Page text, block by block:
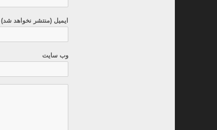
ایمیل (منتشر نخواهد شد)
وب سایت